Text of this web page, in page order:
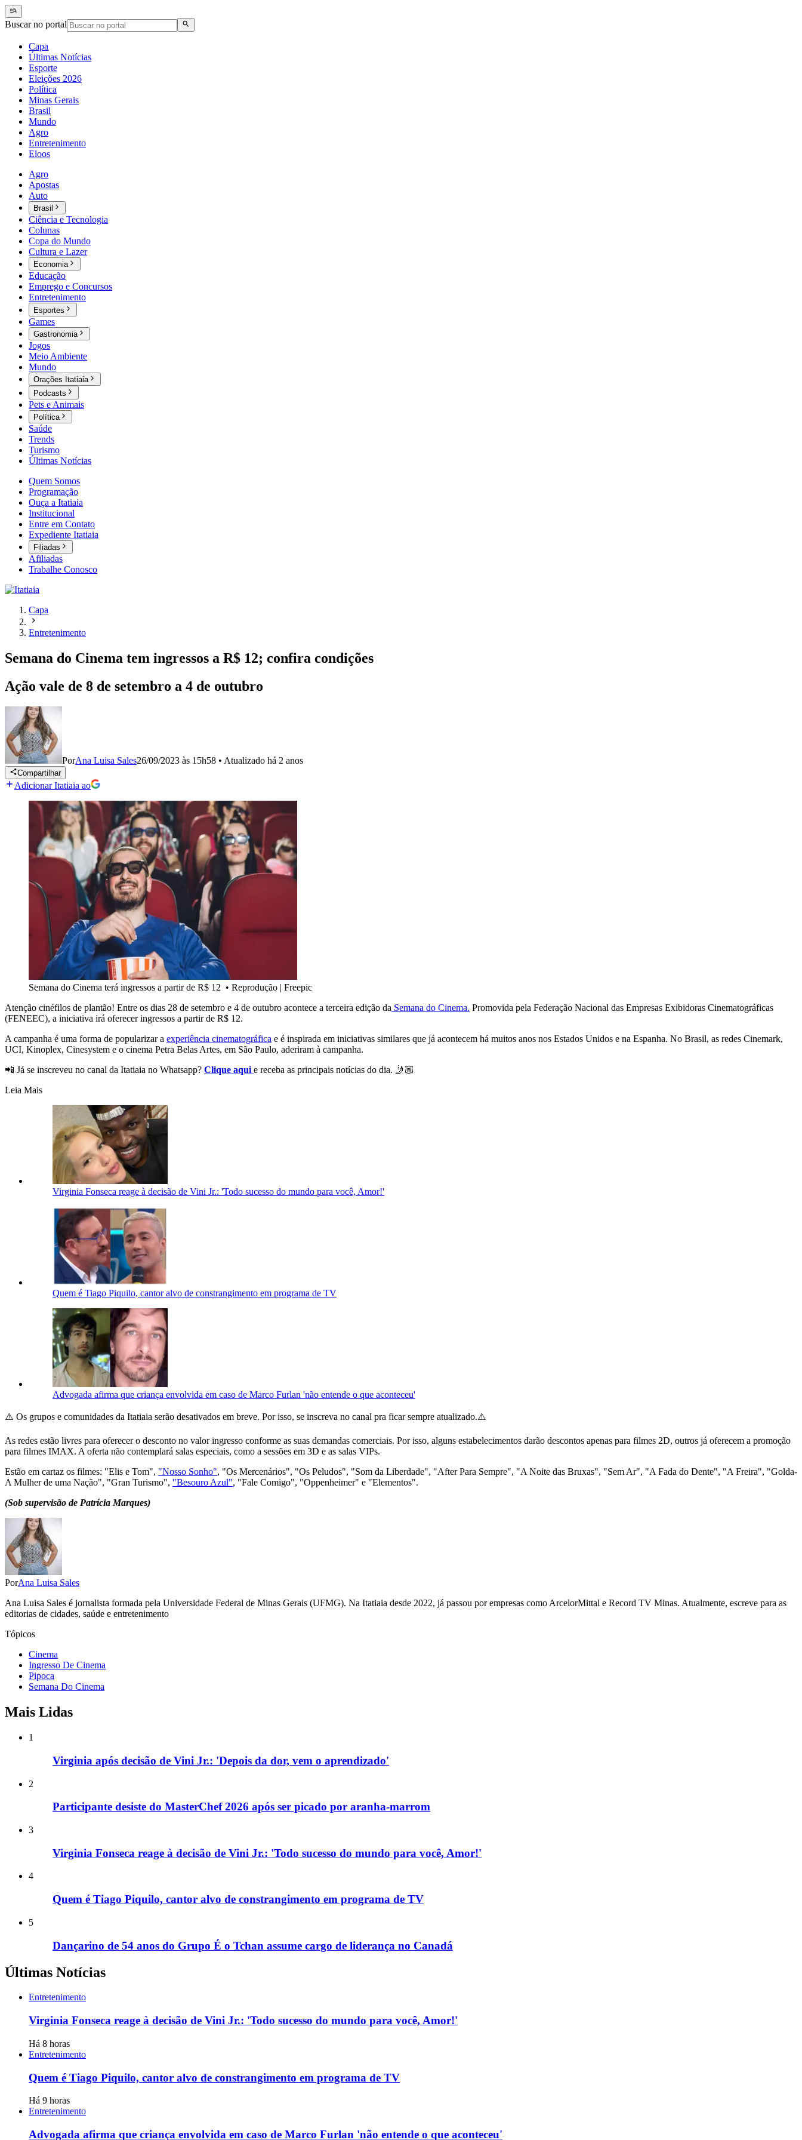
Buscar no portal
Capa
Últimas Notícias
Esporte
Eleições 2026
Política
Minas Gerais
Brasil
Mundo
Agro
Entretenimento
Eloos
Agro
Apostas
Auto
Brasil
Ciência e Tecnologia
Colunas
Copa do Mundo
Cultura e Lazer
Economia
Educação
Emprego e Concursos
Entretenimento
Esportes
Games
Gastronomia
Jogos
Meio Ambiente
Mundo
Orações Itatiaia
Podcasts
Pets e Animais
Política
Saúde
Trends
Turismo
Últimas Notícias
Quem Somos
Programação
Ouça a Itatiaia
Institucional
Entre em Contato
Expediente Itatiaia
Filiadas
Afiliadas
Trabalhe Conosco
Capa
Entretenimento
Semana do Cinema tem ingressos a R$ 12; confira condições
Ação vale de 8 de setembro a 4 de outubro
PorAna Luisa Sales26/09/2023 às 15h58 • Atualizado há 2 anos
Compartilhar
Adicionar Itatiaia ao
Semana do Cinema terá ingressos a partir de R$ 12 • Reprodução | Freepic
Atenção cinéfilos de plantão! Entre os dias 28 de setembro e 4 de outubro acontece a terceira edição da Semana do Cinema. Promovida pela Federação Nacional das Empresas Exibidoras Cinematográficas
(FENEEC), a iniciativa irá oferecer ingressos a partir de R$ 12.
A campanha é uma forma de popularizar a experiência cinematográfica e é inspirada em iniciativas similares que já acontecem há muitos anos nos Estados Unidos e na Espanha. No Brasil, as redes Cinemark,
UCI, Kinoplex, Cinesystem e o cinema Petra Belas Artes, em São Paulo, aderiram à campanha.
📲 Já se inscreveu no canal da Itatiaia no Whatsapp? Clique aqui e receba as principais notícias do dia. 🤳🏼
Leia Mais
Virginia Fonseca reage à decisão de Vini Jr.: 'Todo sucesso do mundo para você, Amor!'
Quem é Tiago Piquilo, cantor alvo de constrangimento em programa de TV
Advogada afirma que criança envolvida em caso de Marco Furlan 'não entende o que aconteceu'
⚠️ Os grupos e comunidades da Itatiaia serão desativados em breve. Por isso, se inscreva no canal pra ficar sempre atualizado.⚠️
As redes estão livres para oferecer o desconto no valor ingresso conforme as suas demandas comerciais. Por isso, alguns estabelecimentos darão descontos apenas para filmes 2D, outros já oferecem a promoção
para filmes IMAX. A oferta não contemplará salas especiais, como a sessões em 3D e as salas VIPs.
Estão em cartaz os filmes: "Elis e Tom", "Nosso Sonho", "Os Mercenários", "Os Peludos", "Som da Liberdade", "After Para Sempre", "A Noite das Bruxas", "Sem Ar", "A Fada do Dente", "A Freira", "Golda-
A Mulher de uma Nação", "Gran Turismo", "Besouro Azul", "Fale Comigo", "Oppenheimer" e "Elementos".
(Sob supervisão de Patrícia Marques)
PorAna Luisa Sales
Ana Luisa Sales é jornalista formada pela Universidade Federal de Minas Gerais (UFMG). Na Itatiaia desde 2022, já passou por empresas como ArcelorMittal e Record TV Minas. Atualmente, escreve para as
editorias de cidades, saúde e entretenimento
Tópicos
Cinema
Ingresso De Cinema
Pipoca
Semana Do Cinema
Mais Lidas
1
Virginia após decisão de Vini Jr.: 'Depois da dor, vem o aprendizado'
2
Participante desiste do MasterChef 2026 após ser picado por aranha-marrom
3
Virginia Fonseca reage à decisão de Vini Jr.: 'Todo sucesso do mundo para você, Amor!'
4
Quem é Tiago Piquilo, cantor alvo de constrangimento em programa de TV
5
Dançarino de 54 anos do Grupo É o Tchan assume cargo de liderança no Canadá
Últimas Notícias
Entretenimento
Virginia Fonseca reage à decisão de Vini Jr.: 'Todo sucesso do mundo para você, Amor!'
Há 8 horas
Entretenimento
Quem é Tiago Piquilo, cantor alvo de constrangimento em programa de TV
Há 9 horas
Entretenimento
Advogada afirma que criança envolvida em caso de Marco Furlan 'não entende o que aconteceu'